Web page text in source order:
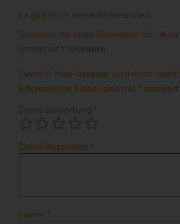
Es gibt noch keine Rezensionen.
Schreibe die erste Rezension für „Aura
Limitiert auf 11 Exemplare
“
Deine E-Mail-Adresse wird nicht
Erforderliche Felder sind mit * markiert
Deine Bewertung *
Deine Rezension *
Name *